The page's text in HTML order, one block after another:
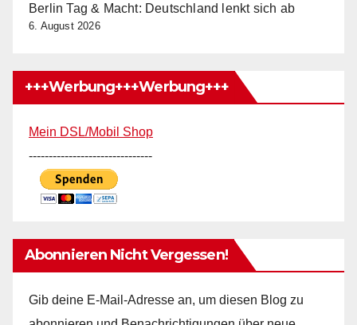
Berlin Tag & Macht: Deutschland lenkt sich ab
6. August 2026
+++Werbung+++Werbung+++
Mein DSL/Mobil Shop
-------------------------------
Abonnieren Nicht Vergessen!
Gib deine E-Mail-Adresse an, um diesen Blog zu